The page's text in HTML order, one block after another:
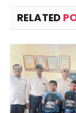
RELATED